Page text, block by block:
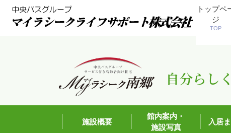
トップペ
ジ
TOP
自分らし
施設概要
館内案内・
施設写真
入居